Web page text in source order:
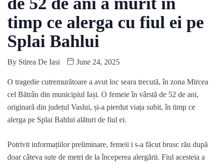
timp ce alerga cu fiul ei pe
Splai Bahlui
By Stirea De Iasi June 24, 2025
O tragedie cutremurătoare a avut loc seara trecută, în zona Mircea
cel Bătrân din municipiul Iași. O femeie în vârstă de 52 de ani,
originară din județul Vaslui, și-a pierdut viața subit, în timp ce
alerga pe Splai Bahlui alături de fiul ei.
Potrivit informațiilor preliminare, femeii i s-a făcut brusc rău după
doar câteva sute de metri de la începerea alergării. Fiul acesteia a